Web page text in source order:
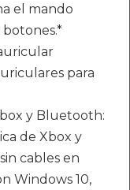
el mando
para
y Bluetooth:
de Xbox y
cables en
Windows 10,